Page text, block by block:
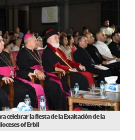
celebrar la fiesta de la Exaltación de la
of Erbil